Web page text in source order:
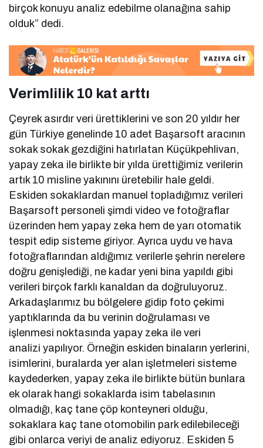
birçok konuyu analiz edebilme olanağına sahip
olduk” dedi.
Verimlilik 10 kat arttı
Çeyrek asırdır veri ürettiklerini ve son 20 yıldır her
gün Türkiye genelinde 10 adet Başarsoft aracının
sokak sokak gezdiğini hatırlatan Küçükpehlivan,
yapay zeka ile birlikte bir yılda ürettiğimiz verilerin
artık 10 misline yakınını üretebilir hale geldi.
Eskiden sokaklardan manuel topladığımız verileri
Başarsoft personeli şimdi video ve fotoğraflar
üzerinden hem yapay zeka hem de yarı otomatik
tespit edip sisteme giriyor. Ayrıca uydu ve hava
fotoğraflarından aldığımız verilerle şehrin nerelere
doğru genişlediği, ne kadar yeni bina yapıldı gibi
verileri birçok farklı kanaldan da doğruluyoruz.
Arkadaşlarımız bu bölgelere gidip foto çekimi
yaptıklarında da bu verinin doğrulaması ve
işlenmesi noktasında yapay zeka ile veri
analizi yapılıyor. Örneğin eskiden binaların yerlerini,
isimlerini, buralarda yer alan işletmeleri sisteme
kaydederken, yapay zeka ile birlikte bütün bunlara
ek olarak hangi sokaklarda isim tabelasının
olmadığı, kaç tane çöp konteyneri olduğu,
sokaklara kaç tane otomobilin park edilebileceği
gibi onlarca veriyi de analiz ediyoruz. Eskiden 5